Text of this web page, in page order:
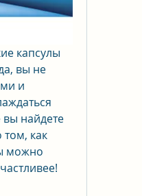
капсулы
вы не
и
вы найдете
как
можно